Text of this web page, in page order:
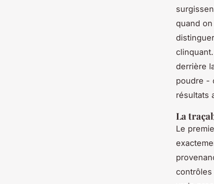
quand
derrière
poudre -
résultats
La
Le